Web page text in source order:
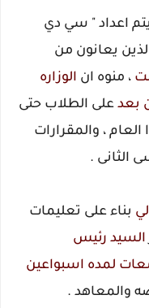
اعداد " سي دي
يعانون من
، منوه ان الوزاره
بعد على الطلاب حتى
، والمقرارات
الثانى .
بناء على تعليمات
السيد رئيس
لمده اسبواعين
والمعاهد .